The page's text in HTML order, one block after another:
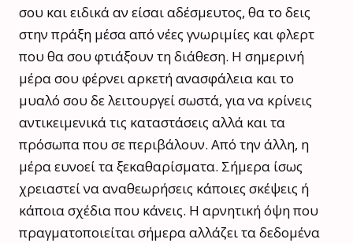
σου και ειδικά αν είσαι αδέσμευτος, θα το δεις
στην πράξη μέσα από νέες γνωριμίες και φλερτ
που θα σου φτιάξουν τη διάθεση. Η σημερινή
μέρα σου φέρνει αρκετή ανασφάλεια και το
μυαλό σου δε λειτουργεί σωστά, για να κρίνεις
αντικειμενικά τις καταστάσεις αλλά και τα
πρόσωπα που σε περιβάλουν. Από την άλλη, η
μέρα ευνοεί τα ξεκαθαρίσματα. Σήμερα ίσως
χρειαστεί να αναθεωρήσεις κάποιες σκέψεις ή
κάποια σχέδια που κάνεις. Η αρνητική όψη που
πραγματοποιείται σήμερα αλλάζει τα δεδομένα